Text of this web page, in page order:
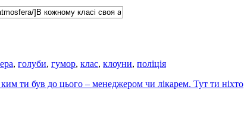
, голуби, гумор, клас, клоуни, поліція
ким ти був до цього – менеджером чи лікарем. Тут ти ніхто